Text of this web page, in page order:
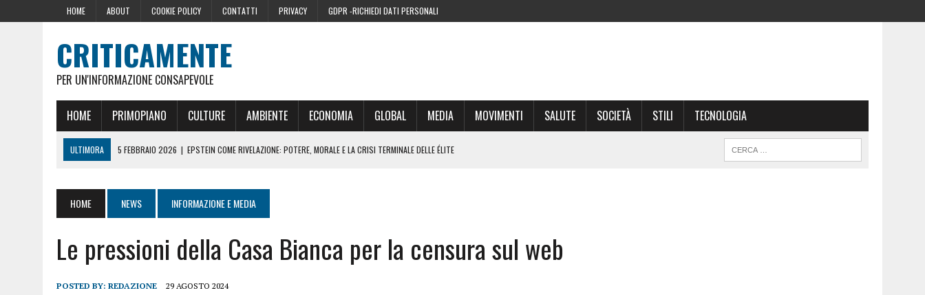
HOME ABOUT COOKIE POLICY CONTATTI PRIVACY GDPR -RICHIEDI DATI PERSONALI
CRITICAMENTE
PER UN'INFORMAZIONE CONSAPEVOLE
HOME PRIMOPIANO CULTURE AMBIENTE ECONOMIA GLOBAL MEDIA MOVIMENTI SALUTE SOCIETÀ STILI TECNOLOGIA
ULTIMORA 5 FEBBRAIO 2026 | EPSTEIN COME RIVELAZIONE: POTERE, MORALE E LA CRISI TERMINALE DELLE ÉLITE
29 AGOSTO 2024 | LE PRESSIONI DELLA CASA BIANCA PER LA CENSURA SUL WEB
SOPRA LE NOSTRE TESTE: PERCHÉ CHIAMARLE “SCIE DI CONDENSA” NEL 2026 È UNA MENZOGNA
HOME NEWS INFORMAZIONE E MEDIA
Le pressioni della Casa Bianca per la censura sul web
POSTED BY: REDAZIONE 29 AGOSTO 2024